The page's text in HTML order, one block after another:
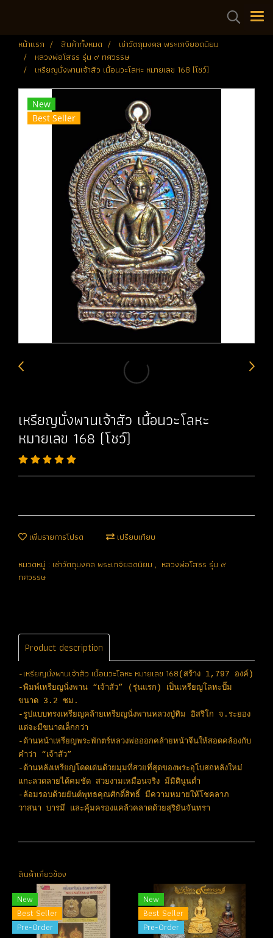
หน้าแรก สินค้าทั้งหมด
เช่าวัตถุมงคล พระเกจิยอดนิยม
หลวงพ่อโสธร รุ่น ๙ ทศวรรษ
เหรียญนั่งพานเจ้าสัว เนื้อนวะโลหะ หมายเลข 168 (โชว์)
New
Best Seller
เหรียญนั่งพานเจ้าสัว เนื้อนวะโลหะ
หมายเลข 168 (โชว์)
เพิ่มรายการโปรด เปรียบเทียบ
หมวดหมู่ : เช่าวัตถุมงคล พระเกจิยอดนิยม , หลวงพ่อโสธร รุ่น ๙
ทศวรรษ
Product description
- เหรียญนั่งพานเจ้าสัว เนื้อนวะโลหะ หมายเลข 168 (สร้าง 1,797 องค์)
-พิมพ์เหรียญนั่งพาน “เจ้าสัว” (รุ่นแรก) เป็นเหรียญโลหะปั๊ม
ขนาด 3.2 ซม.
-รูปแบบทรงเหรียญคล้ายเหรียญนั่งพานหลวงปู่ทิม อิสริโก จ.ระยอง
แต่จะมีขนาดเล็กกว่า
-ด้านหน้าเหรียญพระพักตร์หลวงพ่อออกคล้ายหน้าจีนให้สอดคล้องกับ
คำว่า “เจ้าสัว”
-ด้านหลังเหรียญโดดเด่นด้วยมุมที่สวยที่สุดของพระอุโบสถหลังใหม่
แกะลวดลายได้คมชัด สวยงามเหมือนจริง มีมิตินูนต่ำ
-ล้อมรอบด้วยยันต์พุทธคุณศักดิ์สิทธิ์ มีความหมายให้โชคลาภ
วาสนา บารมี และคุ้มครองแคล้วคลาดด้วยสุริยันจันทรา
สินค้าเกี่ยวข้อง
New
Best Seller
Pre-Order
New
Best Seller
Pre-Order